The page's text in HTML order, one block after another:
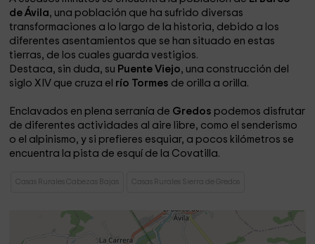
de Ávila, una población que ha sufrido diversas
transformaciones a lo largo de la historia, debido a los
diferentes asentamientos que se han situado en estas
tierras, de los cuales guarda vestigios.
Destaca, sin duda, su Puente Viejo, una construcción del
siglo XIV que cruza el río Tormes de orilla a orilla.
Enclavados en plena serranía de Gredos podemos disfrutar
de diferentes actividades al aire libre, como el senderismo
o el alpinismo, y si prefieres esquiar, a pocos kilómetros se
encuentra la pista de esquí de la Covatilla.
Casas Rurales Cabezas Bajas Casas Rurales Sierra de Gredos